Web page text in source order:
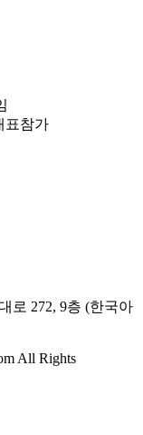
표참가
로 272, 9층 (한국아
All Rights